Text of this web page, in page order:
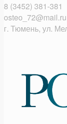
8 (3452) 381-381
osteo_72@mail.ru
г. Тюмень, ул.